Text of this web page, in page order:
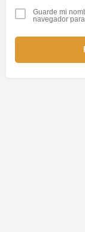
Guarde mi
navegador